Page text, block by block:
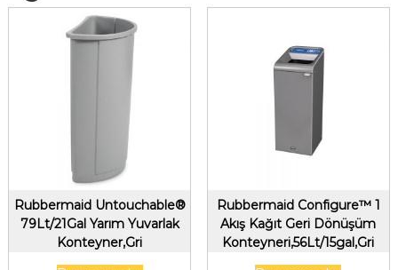
Rubbermaid Untouchable®
79Lt/21Gal Yarım Yuvarlak
Konteyner,Gri
Rubbermaid Configure™ 1
Akış Kağıt Geri Dönüşüm
Konteyneri,56Lt/15gal,Gri